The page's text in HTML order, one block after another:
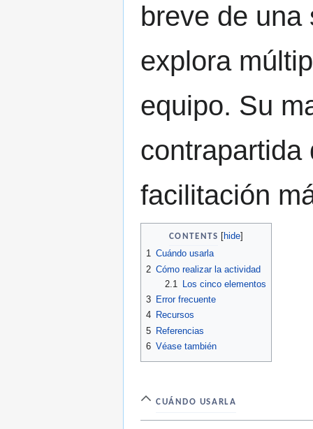
breve de
explora
equipo. Su
contrapartida
facilitación
CONTENTS
1 Cuándo usarla
2 Cómo realizar la actividad
2.1
Los cinco elementos
3 Error frecuente
4 Recursos
5 Referencias
6 Véase también
CUÁNDO USARLA